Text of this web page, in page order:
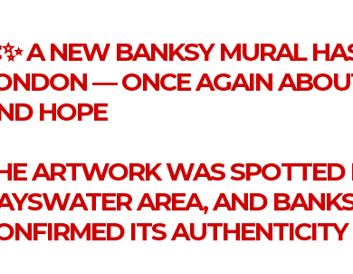
A NEW BANKSY MURAL
— ONCE AGAIN
HOPE
ARTWORK WAS SPOTTED
AREA, AND
ITS